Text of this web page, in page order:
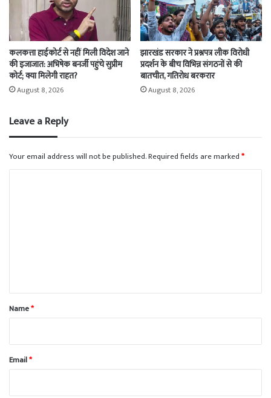
कलकत्ता हाईकोर्ट से नहीं मिली विदेश जाने
की इजाजात: अभिषेक बनर्जी पहुंचे सुप्रीम
कोर्ट; क्या मिलेगी राहत?
August 8, 2026
झारखंड सरकार ने प्रश्नपत्र लीक विरोधी
प्रदर्शन के बीच विभिन्न संगठनों से की
बातचीत, गतिरोध बरकरार
August 8, 2026
Leave a Reply
Your email address will not be published.Required fields are marked*
*
Name*
Email*